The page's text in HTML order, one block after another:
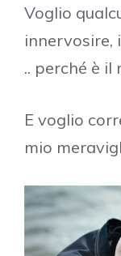
Voglio
innervosire,
.. perché è il
E voglio
mio